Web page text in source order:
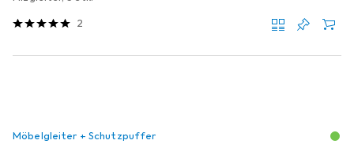
2
Möbelgleiter + Schutzpuffer